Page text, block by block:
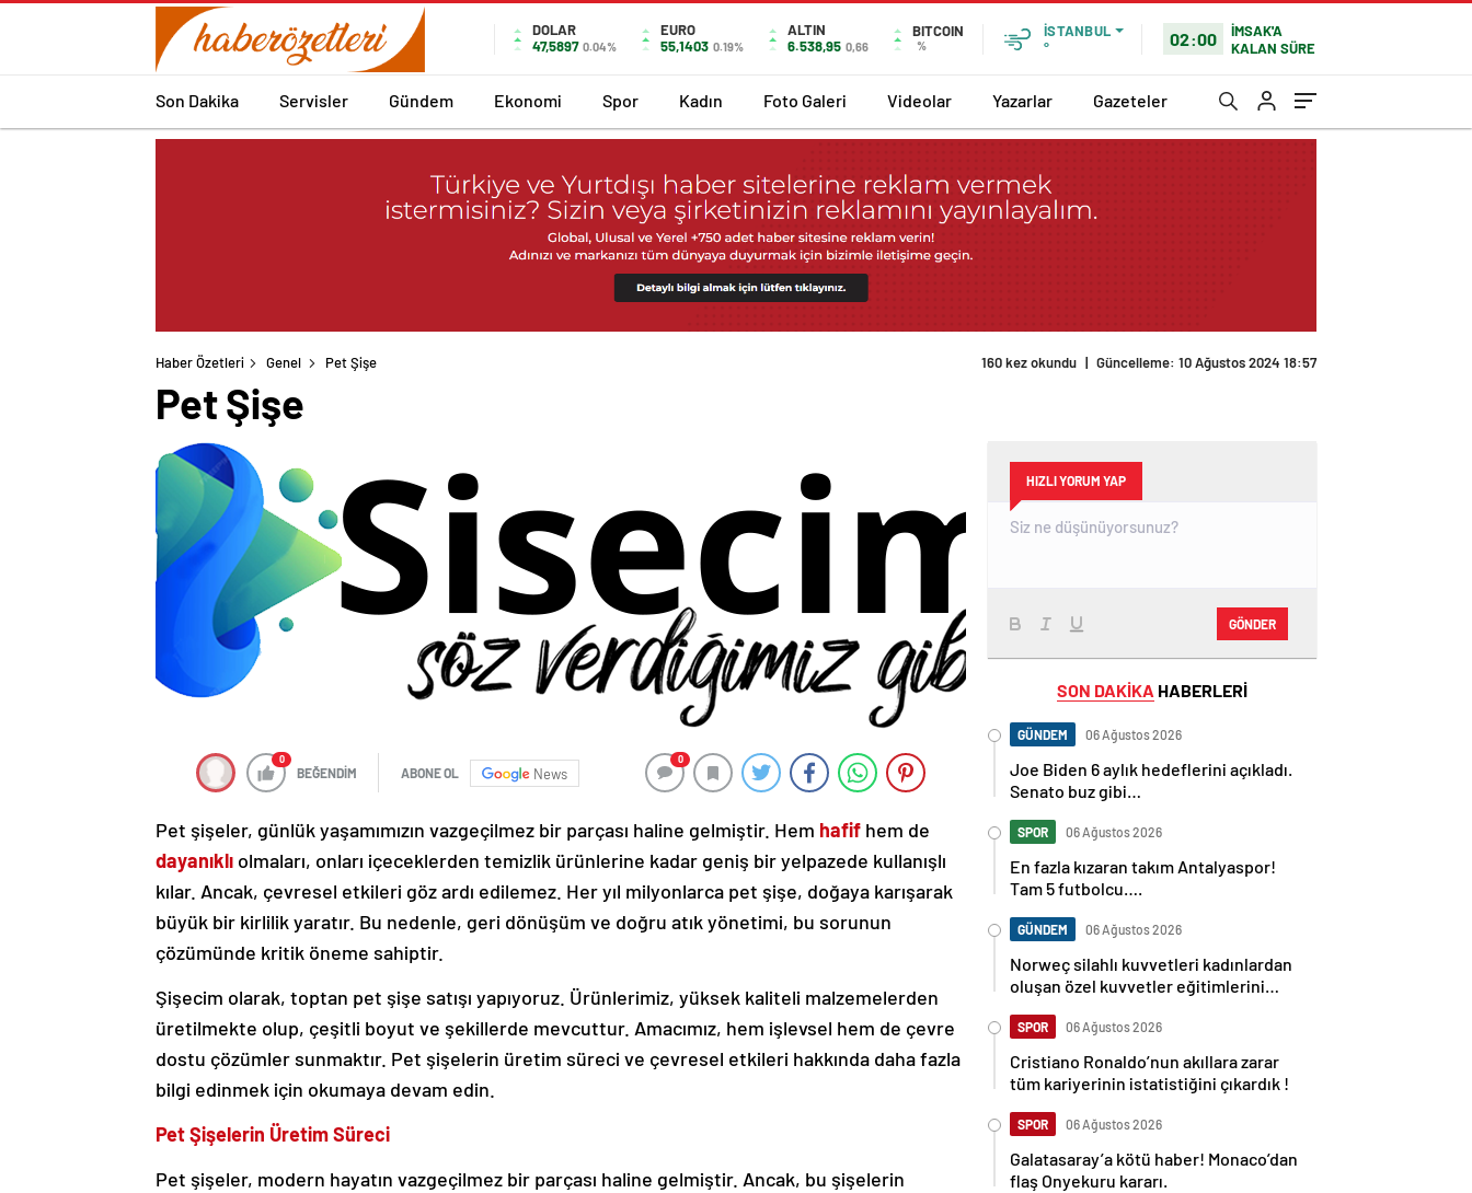
DOLAR
47,5897 0.04%
EURO
55,1403 0.19%
ALTIN
6.538,95 0,66
BITCOIN
%
İSTANBUL
°
02:00
İMSAK'A
KALAN SÜRE
Son Dakika Servisler Gündem Ekonomi Spor Kadın Foto Galeri Videolar Yazarlar Gazeteler
Haber Özetleri Genel Pet Şişe 160 kez okundu | Güncelleme: 10 Ağustos 2024 18:57
Pet Şişe
0
BEĞENDİM ABONE OL News
0
Pet şişeler, günlük yaşamımızın vazgeçilmez bir parçası haline gelmiştir. Hem hafif hem de
dayanıklı olmaları, onları içeceklerden temizlik ürünlerine kadar geniş bir yelpazede kullanışlı
kılar. Ancak, çevresel etkileri göz ardı edilemez. Her yıl milyonlarca pet şişe, doğaya karışarak
büyük bir kirlilik yaratır. Bu nedenle, geri dönüşüm ve doğru atık yönetimi, bu sorunun
çözümünde kritik öneme sahiptir.
Şişecim olarak, toptan pet şişe satışı yapıyoruz. Ürünlerimiz, yüksek kaliteli malzemelerden
üretilmekte olup, çeşitli boyut ve şekillerde mevcuttur. Amacımız, hem işlevsel hem de çevre
dostu çözümler sunmaktır. Pet şişelerin üretim süreci ve çevresel etkileri hakkında daha fazla
bilgi edinmek için okumaya devam edin.
Pet Şişelerin Üretim Süreci
Pet şişeler, modern hayatın vazgeçilmez bir parçası haline gelmiştir. Ancak, bu şişelerin
HIZLI YORUM YAP
GÖNDER
SON DAKİKA HABERLERİ
GÜNDEM 06 Ağustos 2026
Joe Biden 6 aylık hedeflerini açıkladı.
Senato buz gibi…
SPOR 06 Ağustos 2026
En fazla kızaran takım Antalyaspor!
Tam 5 futbolcu….
GÜNDEM 06 Ağustos 2026
Norweç silahlı kuvvetleri kadınlardan
oluşan özel kuvvetler eğitimlerini
SPOR 06 Ağustos 2026
Cristiano Ronaldo’nun akıllara zarar
tüm kariyerinin istatistiğini çıkardık !
SPOR 06 Ağustos 2026
Galatasaray’a kötü haber! Monaco’dan
flaş Onyekuru kararı.